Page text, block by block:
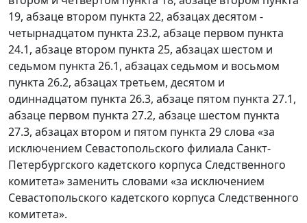
19, абзаце втором пункта 22, абзацах десятом -
четырнадцатом пункта 23.2, абзаце первом пункта
24.1, абзаце втором пункта 25, абзацах шестом и
седьмом пункта 26.1, абзацах седьмом и восьмом
пункта 26.2, абзацах третьем, десятом и
одиннадцатом пункта 26.3, абзаце пятом пункта 27.1,
абзаце первом пункта 27.2, абзаце шестом пункта
27.3, абзацах втором и пятом пункта 29 слова «за
исключением Севастопольского филиала Санкт-
Петербургского кадетского корпуса Следственного
комитета» заменить словами «за исключением
Севастопольского кадетского корпуса Следственного
комитета».